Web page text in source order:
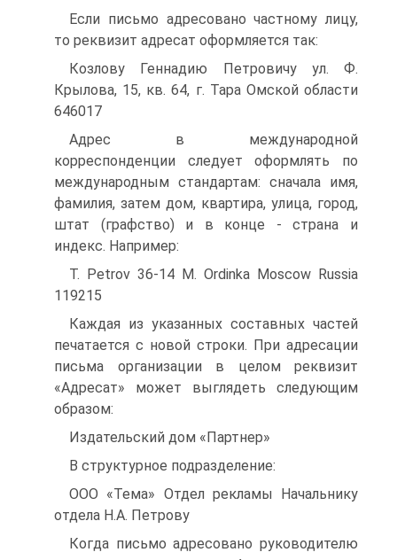
Если письмо адресовано частному лицу,
то реквизит адресат оформляется так:
Козлову Геннадию Петровичу ул. Ф.
Крылова, 15, кв. 64, г. Тара Омской области
646017
Адрес в международной
корреспонденции следует оформлять по
международным стандартам: сначала имя,
фамилия, затем дом, квартира, улица, город,
штат (графство) и в конце - страна и
индекс. Например:
Т. Petrov 36-14 М. Ordinka Moscow Russia
119215
Каждая из указанных составных частей
печатается с новой строки. При адресации
письма организации в целом реквизит
«Адресат» может выглядеть следующим
образом:
Издательский дом «Партнер»
В структурное подразделение:
ООО «Тема» Отдел рекламы Начальнику
отдела Н.А. Петрову
Когда письмо адресовано руководителю